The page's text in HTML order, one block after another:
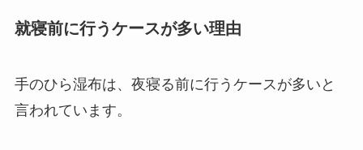
就寝前に行うケースが多い理由
手のひら湿布は、夜寝る前に行うケースが多いと
言われています。